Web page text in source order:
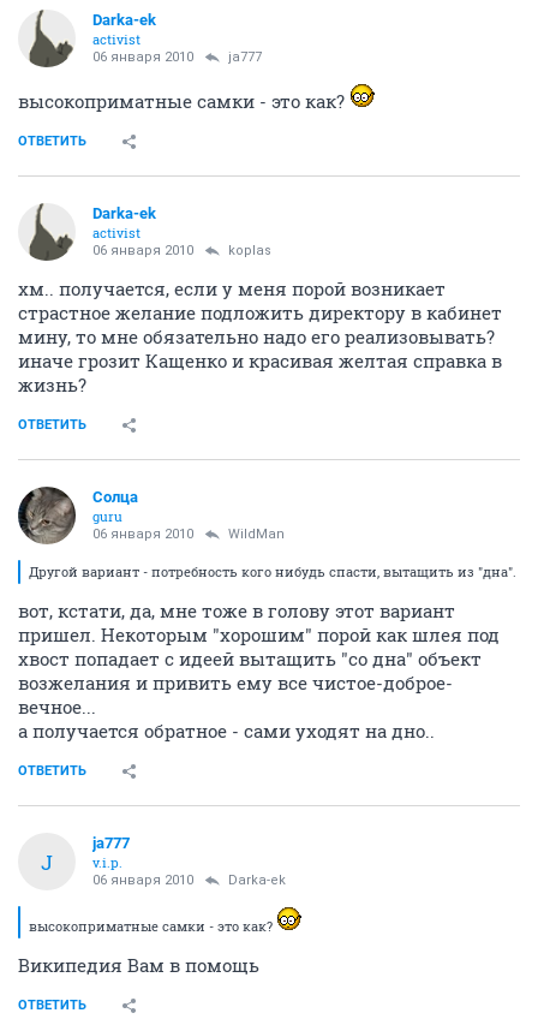
Darka-ek
activist
06 января 2010 ja777
высокоприматные самки - это как?
ОТВЕТИТЬ
Darka-ek
activist
06 января 2010 koplas
хм.. получается, если у меня порой возникает
страстное желание подложить директору в кабинет
мину, то мне обязательно надо его реализовывать?
иначе грозит Кащенко и красивая желтая справка в
жизнь?
ОТВЕТИТЬ
Солца
guru
06 января 2010 WildMan
Другой вариант - потребность кого нибудь спасти, вытащить из "дна".
вот, кстати, да, мне тоже в голову этот вариант
пришел. Некоторым "хорошим" порой как шлея под
хвост попадает с идеей вытащить "со дна" объект
возжелания и привить ему все чистое-доброе-
вечное...
а получается обратное - сами уходят на дно..
ОТВЕТИТЬ
J
ja777
v.i.p.
06 января 2010 Darka-ek
высокоприматные самки - это как?
Википедия Вам в помощь
ОТВЕТИТЬ